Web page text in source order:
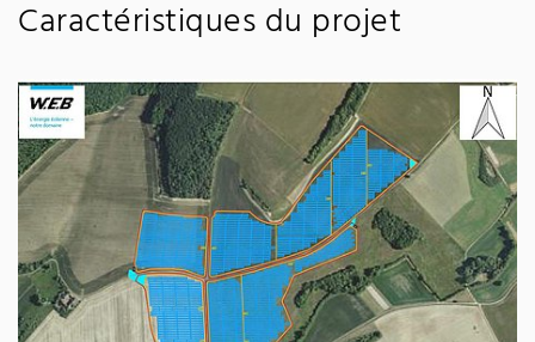
Caractéristiques du projet